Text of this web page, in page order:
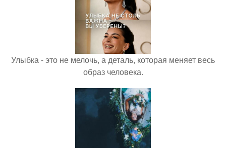
Улыбка - это не мелочь, а деталь, которая меняет весь
образ человека.